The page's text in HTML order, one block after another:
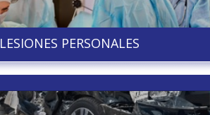
LESIONES PERSONALES